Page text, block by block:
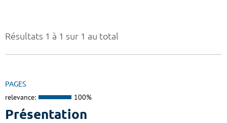
Résultats 1 à 1 sur 1 au total
PAGES
relevance: 100%
Présentation